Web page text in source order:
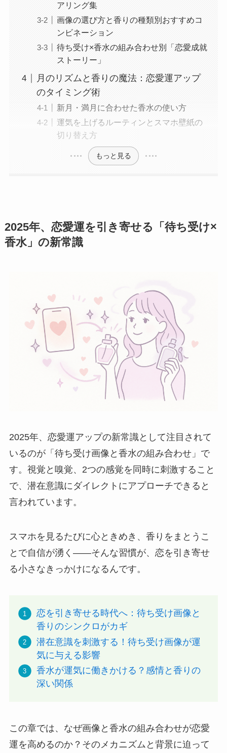
アリング集
画像の選び方と香りの種類別おすすめコ
ンビネーション
待ち受け×香水の組み合わせ別「恋愛成就
ストーリー」
月のリズムと香りの魔法：恋愛運アップ
のタイミング術
新月・満月に合わせた香水の使い方
運気を上げるルーティンとスマホ壁紙の
切り替え方
もっと見る
2025年、恋愛運を引き寄せる「待ち受け×
香水」の新常識
2025年、恋愛運アップの新常識として注目されて
いるのが「待ち受け画像と香水の組み合わせ」で
す。視覚と嗅覚、2つの感覚を同時に刺激すること
で、潜在意識にダイレクトにアプローチできると
言われています。
スマホを見るたびに心ときめき、香りをまとうこ
とで自信が湧く——そんな習慣が、恋を引き寄せ
る小さなきっかけになるんです。
恋を引き寄せる時代へ：待ち受け画像と
香りのシンクロがカギ
潜在意識を刺激する！待ち受け画像が運
気に与える影響
香水が運気に働きかける？感情と香りの
深い関係
この章では、なぜ画像と香水の組み合わせが恋愛
運を高めるのか？そのメカニズムと背景に迫って